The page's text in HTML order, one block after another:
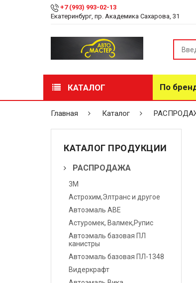
+7 (993) 993-02-13
Екатеринбург, пр. Академика Сахарова, 31
КАТАЛОГ По
РАСПРОДАЖА
Лакокрасочные
материалы
Инструмент
Оборудование
Главная Каталог
КАТАЛОГ ПРОДУКЦИИ
РАСПРОДАЖА
3М
Астрохим,Элтранс и другое
Автоэмаль АВЕ
Астуромек, Валмек,Рупис
Автоэмаль базовая ПЛ
канистры
Автоэмаль базовая ПЛ-1348
Видеркрафт